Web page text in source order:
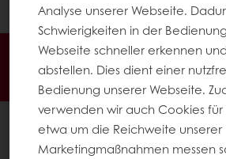
Analyse unserer Webseite.
Schwierigkeiten in der
Webseite schneller erkennen
abstellen. Dies dient einer
Bedienung unserer Webseite.
verwenden wir auch Cookies
etwa um die Reichweite unserer
Marketingmaßnahmen messen
Jederzeit online bestellen
Schnelle Lieferung
Alle Produkte
Alle Rezepte